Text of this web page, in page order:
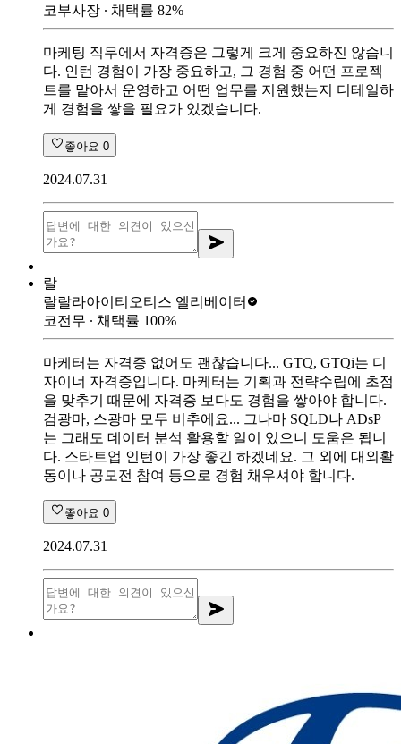
코부사장 ∙ 채택률 82%
마케팅 직무에서 자격증은 그렇게 크게 중요하진 않습니
다. 인턴 경험이 가장 중요하고, 그 경험 중 어떤 프로젝
트를 맡아서 운영하고 어떤 업무를 지원했는지 디테일하
게 경험을 쌓을 필요가 있겠습니다.
좋아요 0
2024.07.31
랄
랄랄라아이티 오티스 엘리베이터
코전무 ∙ 채택률 100%
마케터는 자격증 없어도 괜찮습니다... GTQ, GTQi는 디
자이너 자격증입니다. 마케터는 기획과 전략수립에 초점
을 맞추기 때문에 자격증 보다도 경험을 쌓아야 합니다.
검광마, 스광마 모두 비추에요... 그나마 SQLD나 ADsP
는 그래도 데이터 분석 활용할 일이 있으니 도움은 됩니
다. 스타트업 인턴이 가장 좋긴 하겠네요. 그 외에 대외활
동이나 공모전 참여 등으로 경험 채우셔야 합니다.
좋아요 0
2024.07.31